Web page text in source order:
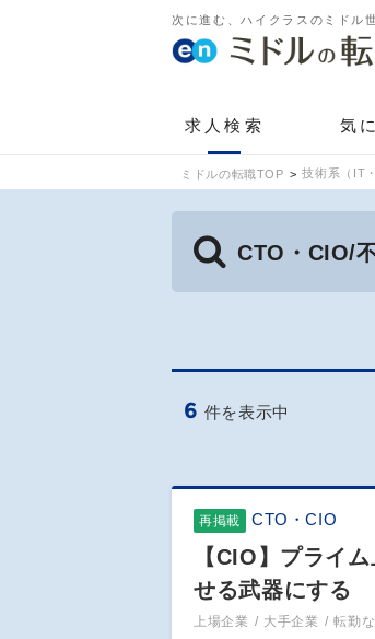
次に進む、ハイクラスのミドル
求人検索 気
ミドルの転職TOP 技術系（IT
CTO・CIO/
6 件を表示中
再掲載 CTO・CIO
【CIO】プライ
せる武器にする
上場企業 大手企業 転勤